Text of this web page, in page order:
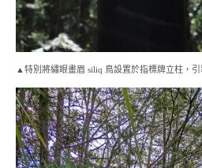
▲特別將繡眼畫眉 siliq 鳥設置於指標牌立柱，引